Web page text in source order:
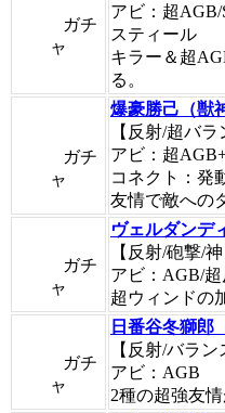
ガチ
ャ
アビ：超
スティール
キラー＆超
る。
ガチ
ャ
爆豪勝己（獣
【反射/超バラ
アビ：超
コネクト：発
友情で敵への
ガチ
ャ
ヴェルダンデ
【反射/砲撃/神
アビ：AGB/超
超ウィンドの
ガチ
ャ
日番谷冬獅郎
【反射/バラン
アビ：AGB
2種の超強友